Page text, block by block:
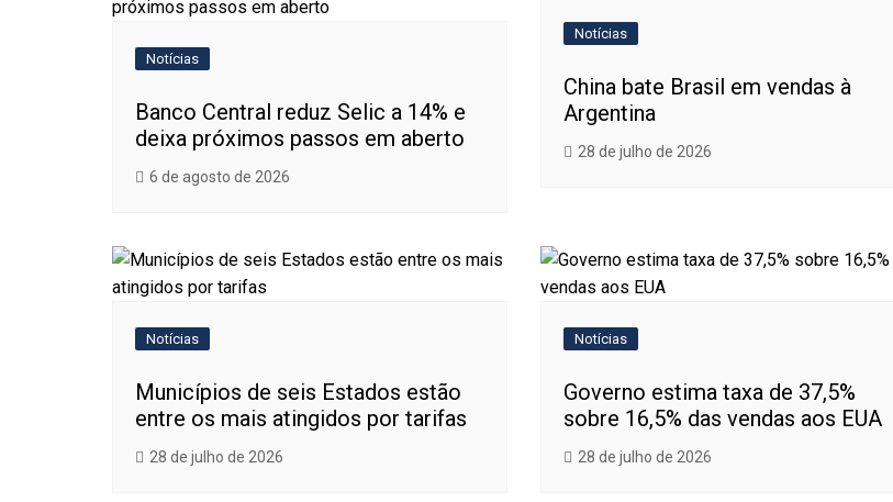
Notícias
Banco Central reduz Selic a 14% e
deixa próximos passos em aberto
6 de agosto de 2026
Notícias
China bate Brasil em vendas à
Argentina
28 de julho de 2026
Notícias
Municípios de seis Estados estão
entre os mais atingidos por tarifas
28 de julho de 2026
Notícias
Governo estima taxa de 37,5%
sobre 16,5% das vendas aos EUA
28 de julho de 2026